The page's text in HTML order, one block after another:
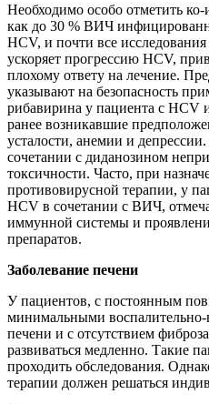
Необходимо особо отметить
как до 30 % ВИЧ
HCV, и почти все
ускоряет прогрессию HCV,
плохому ответу на лечение.
указывают на безопасность
рибавирина у пациента с HCV
ранее возникавшие
усталости, анемии и
сочетании с диданозином
токсичности. Часто, при
противовирусной терапии, у
HCV в сочетании с ВИЧ,
иммунной системы и
препаратов.
Заболевание печени
У пациентов, с постоянным
минимальными
печени и с отсутствием
развиваться медленно. Такие
проходить обследования.
терапии должен решаться